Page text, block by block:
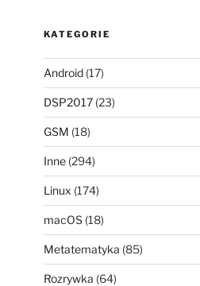
KATEGORIE
Android(17)
DSP2017(23)
GSM (18)
Inne(294)
Linux (174)
macOS(18)
Metatematyka (85)
Rozrywka (64)